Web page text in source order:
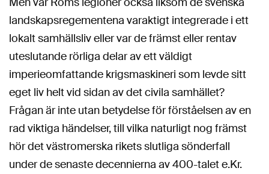
landskapsregementena varaktigt integrerade i ett
lokalt samhällsliv eller var de främst eller rentav
uteslutande rörliga delar av ett väldigt
imperieomfattande krigsmaskineri som levde sitt
eget liv helt vid sidan av det civila samhället?
Frågan är inte utan betydelse för förståelsen av en
rad viktiga händelser, till vilka naturligt nog främst
hör det västromerska rikets slutliga sönderfall
under de senaste decennierna av 400-talet e.Kr.